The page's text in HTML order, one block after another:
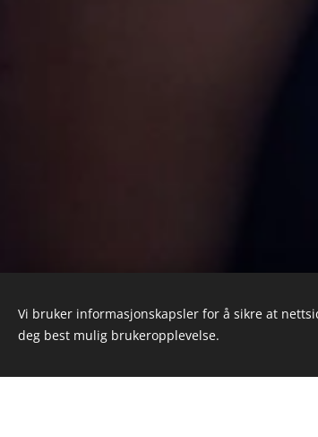
Bli med å skap et
Vi bruker informasjonskapsler for å sikre at
deg best mulig brukeropplevelse.